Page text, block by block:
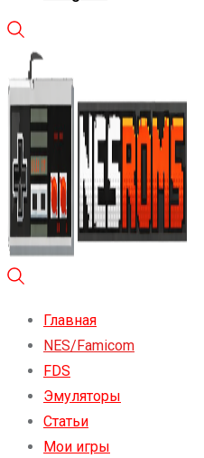
Главная
NES/Famicom
FDS
Эмуляторы
Статьи
Мои игры